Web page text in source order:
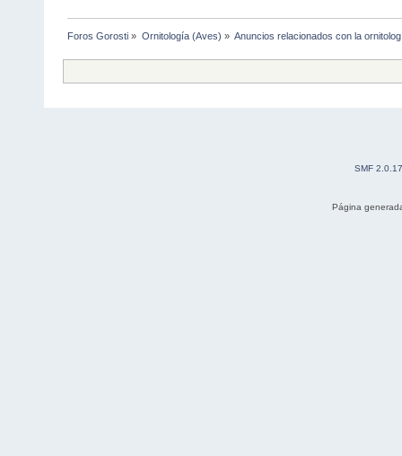
Foros Gorosti » Ornitología (Aves) » Anuncios relacionados con la
SMF 2.0.17
Página